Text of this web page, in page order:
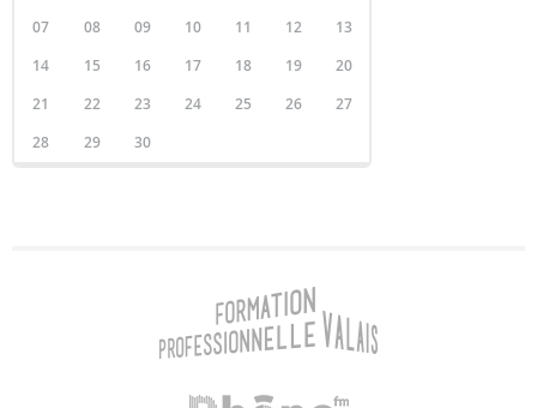
07
08 09 10 11 12
13
14
15 16 17 18 19
20
21
22 23 24 25 26
27
28
29 30